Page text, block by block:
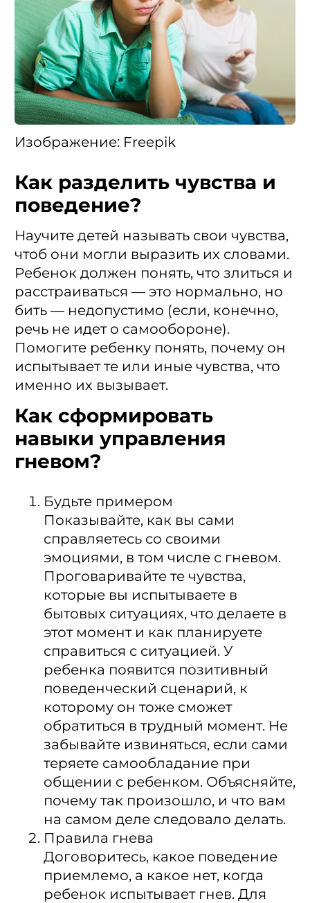
Изображение: Freepik
Как разделить чувства и
поведение?
Научите детей называть свои чувства,
чтоб они могли выразить их словами.
Ребенок должен понять, что злиться и
расстраиваться — это нормально, но
бить — недопустимо (если, конечно,
речь не идет о самообороне).
Помогите ребенку понять, почему он
испытывает те или иные чувства, что
именно их вызывает.
Как сформировать
навыки управления
гневом?
Будьте примером
Показывайте, как вы сами
справляетесь со своими
эмоциями, в том числе с гневом.
Проговаривайте те чувства,
которые вы испытываете в
бытовых ситуациях, что делаете в
этот момент и как планируете
справиться с ситуацией. У
ребенка появится позитивный
поведенческий сценарий, к
которому он тоже сможет
обратиться в трудный момент. Не
забывайте извиняться, если сами
теряете самообладание при
общении с ребенком. Объясняйте,
почему так произошло, и что вам
на самом деле следовало делать.
Правила гнева
Договоритесь, какое поведение
приемлемо, а какое нет, когда
ребенок испытывает гнев. Для